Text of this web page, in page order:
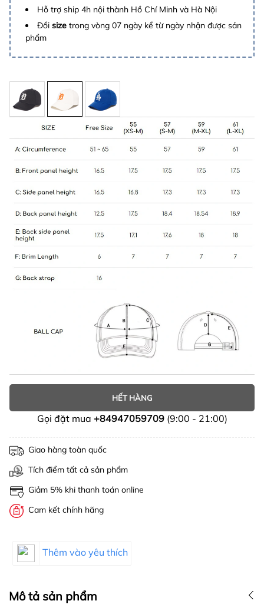
Hỗ trợ ship 4h nội thành Hồ Chí Minh và Hà Nội
Đổi size trong vòng 07 ngày kể từ ngày nhận được sản
phẩm
HẾT HÀNG
Gọi đặt mua +84947059709(9:00 - 21:00)
Giao hàng toàn quốc
Tích điểm tất cả sản phẩm
Giảm 5% khi thanh toán online
Cam kết chính hãng
Thêm vào yêu thích
Mô tả sản phẩm